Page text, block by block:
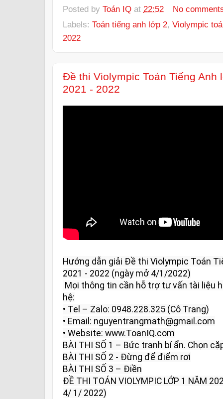
Posted by Toán IQ at 22:52
No
Labels: Toán tiếng anh lớp 2, Violympic
2022
Đề thi Violympic Toán Tiếng Anh
2021 - 2022
Hướng dẫn giải Đề thi Violympic Toán
2021 - 2022 (ngày mở 4/1/2022)
hệ:
• Tel – Zalo: 0948.228.325 (Cô Trang)
• Email: nguyentrangmath@gmail.com
• Website: www.ToanIQ.com
BÀI THI SỐ 1 – Bức tranh bí ẩn. Chọn
BÀI THI SỐ 2 - Đừng để điểm rơi
BÀI THI SỐ 3 – Điền
ĐỀ THI TOÁN VIOLYMPIC LỚP 1 NĂM
4/ 1/ 2022)